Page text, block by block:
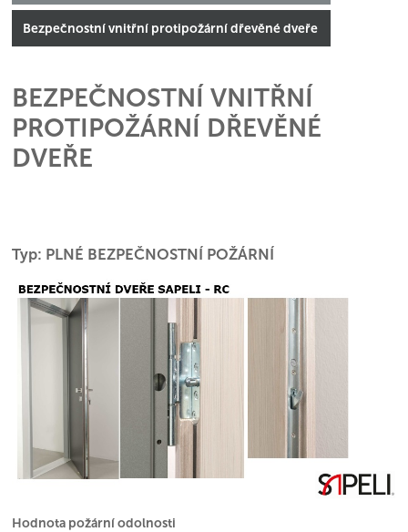
Bezpečnostní vnitřní protipožární dřevěné dveře
BEZPEČNOSTNÍ VNITŘNÍ
PROTIPOŽÁRNÍ DŘEVĚNÉ
DVEŘE
Typ: PLNÉ BEZPEČNOSTNÍ POŽÁRNÍ
Hodnota požární odolnosti